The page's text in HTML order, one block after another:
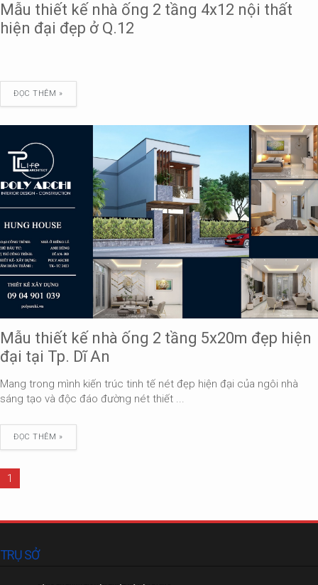
Mẫu thiết kế nhà ống 2 tầng 4x12 nội thất
hiện đại đẹp ở Q.12
ĐỌC THÊM »
Mẫu thiết kế nhà ống 2 tầng 5x20m đẹp hiện
đại tại Tp. Dĩ An
Mang trong mình kiến trúc tinh tế nét đẹp hiện đại của ngôi nhà
sáng tạo và độc đáo đường nét thiết ...
ĐỌC THÊM »
1
TRỤ SỞ